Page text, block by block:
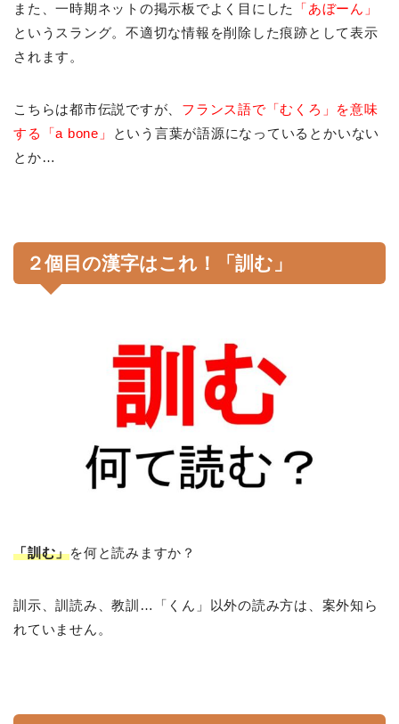
また、一時期ネットの掲示板でよく目にした
「あぼーん」
というスラング。不適切な情報を削除した痕跡として表示
されます。
こちらは都市伝説ですが、 フランス語で「むくろ」を意味
する「a bone」
という言葉が語源になっているとかいない
とか…
２個目の漢字はこれ！「訓む」
「訓む」を何と読みますか？
訓示、訓読み、教訓…「くん」以外の読み方は、案外知ら
れていません。